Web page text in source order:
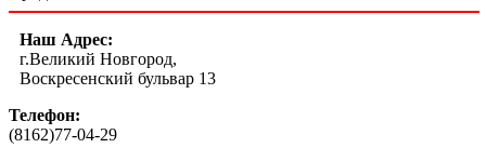
Наш Адрес:
г.Великий Новгород,
Воскресенский бульвар 13
Телефон:
(8162)77-04-29